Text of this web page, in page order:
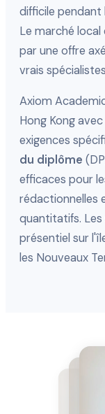
difficile pendant
Le marché
par une offre
vrais
Axiom
Hong Kong
exigences
du diplôme
efficaces pour
rédactionnelles
quantitatifs. Les
présentiel sur
les Nouveaux